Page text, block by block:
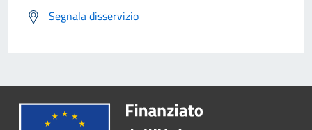
Segnala disservizio